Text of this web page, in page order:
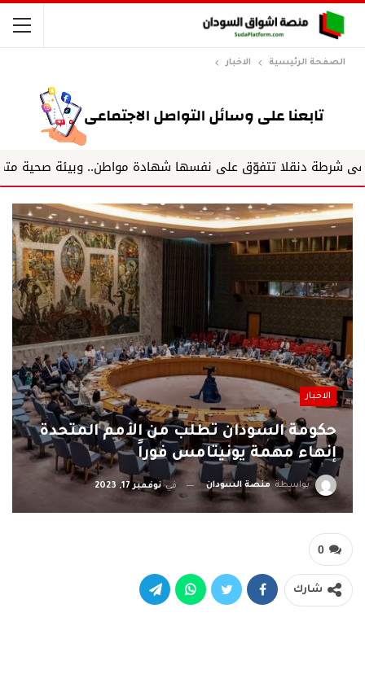
الصفحة الرئيسية الاخبار
تتفوّق على نفسها شهادة مواطن.. وبيئة صحية متميزة..
الاخبار
حكومة السودان تطلب من الأمم المتحدة
إنهاء مهمة يونيتامس فوراً
بواسطة منصة السودان فينوفمبر 17, 2023
0
شارك